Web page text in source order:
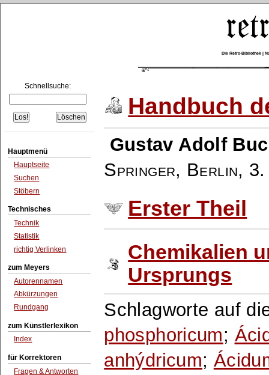
Die Retro-Bibliothek |
Schnellsuche:
Hauptmenü
Hauptseite
Suchen
Stöbern
Technisches
Technik
Statistik
richtig Verlinken
zum Meyers
Autorennamen
Abkürzungen
Rundgang
zum Künstlerlexikon
Index
für Korrektoren
Fragen & Antworten
Handbuch
Gustav Adolf
Springer, Berlin,
Erster Theil
Chemikalien
Ursprungs
Schlagworte auf
phosphoricum;
anhýdricum;